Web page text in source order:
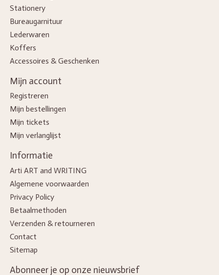
Stationery
Bureaugarnituur
Lederwaren
Koffers
Accessoires & Geschenken
Mijn account
Registreren
Mijn bestellingen
Mijn tickets
Mijn verlanglijst
Informatie
Arti ART and WRITING
Algemene voorwaarden
Privacy Policy
Betaalmethoden
Verzenden & retourneren
Contact
Sitemap
Abonneer je op onze nieuwsbrief